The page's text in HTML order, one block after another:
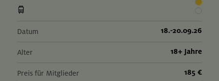
Datum 18.-20.09.26
Alter 18+ Jahre
Preis für Mitglieder 185 €